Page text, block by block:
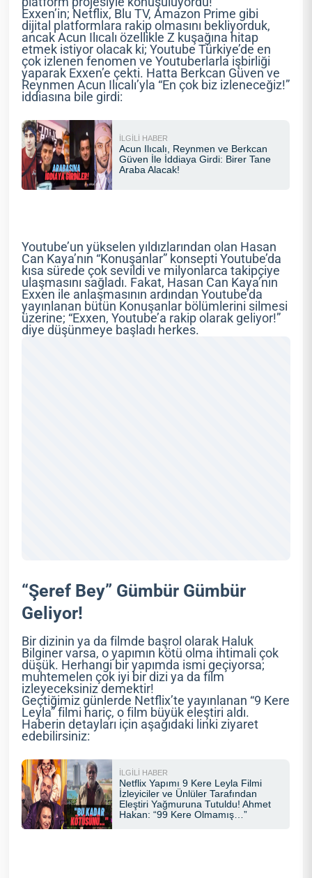
Exxen’in; Netflix, Blu TV, Amazon Prime gibi
dijital platformlara rakip olmasını bekliyorduk,
ancak Acun Ilıcalı özellikle Z kuşağına hitap
etmek istiyor olacak ki; Youtube Türkiye’de en
çok izlenen fenomen ve Youtuberlarla işbirliği
yaparak Exxen’e çekti. Hatta Berkcan Güven ve
Reynmen Acun Ilıcalı’yla “En çok biz izleneceğiz!”
iddiasına bile girdi:
Youtube’un yükselen yıldızlarından olan Hasan
Can Kaya’nın “Konuşanlar” konsepti Youtube’da
kısa sürede çok sevildi ve milyonlarca takipçiye
ulaşmasını sağladı. Fakat, Hasan Can Kaya’nın
Exxen ile anlaşmasının ardından Youtube’da
yayınlanan bütün Konuşanlar bölümlerini silmesi
üzerine; “Exxen, Youtube’a rakip olarak geliyor!”
diye düşünmeye başladı herkes.
“Şeref Bey” Gümbür Gümbür
Geliyor!
Bir dizinin ya da filmde başrol olarak Haluk
Bilginer varsa, o yapımın kötü olma ihtimali çok
düşük. Herhangi bir yapımda ismi geçiyorsa;
muhtemelen çok iyi bir dizi ya da film
izleyeceksiniz demektir!
Geçtiğimiz günlerde Netflix’te yayınlanan “9 Kere
Leyla” filmi hariç, o film büyük eleştiri aldı.
Haberin detayları için aşağıdaki linki ziyaret
edebilirsiniz: